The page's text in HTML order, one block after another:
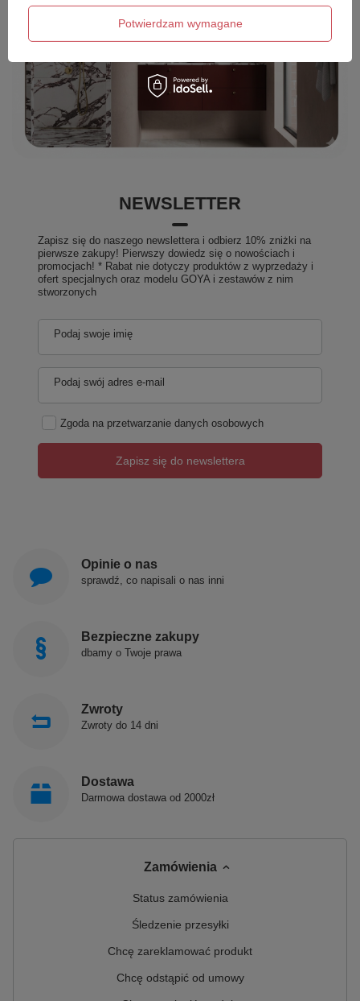
NEWSLETTER
Zapisz się do naszego newslettera i odbierz 10% zniżki na
pierwsze zakupy! Pierwszy dowiedz się o nowościach i
promocjach! * Rabat nie dotyczy produktów z wyprzedaży i
ofert specjalnych oraz modelu GOYA i zestawów z nim
stworzonych
Podaj swoje imię
Podaj swój adres e-mail
Zgoda na przetwarzanie danych osobowych
Zapisz się do newslettera
Opinie o nas
sprawdź, co napisali o nas inni
Bezpieczne zakupy
dbamy o Twoje prawa
Zwroty
Zwroty do 14 dni
Dostawa
Darmowa dostawa od 2000zł
Zamówienia
Status zamówienia
Śledzenie przesyłki
Chcę zareklamować produkt
Chcę odstąpić od umowy
Potwierdzam wymagane